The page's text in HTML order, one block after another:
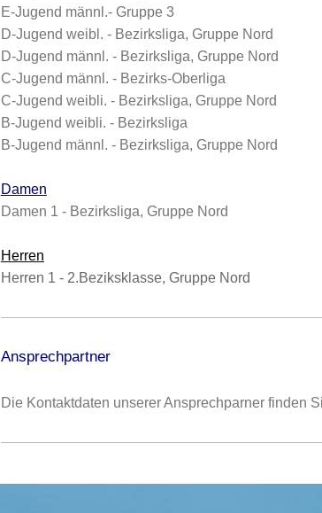
E-Jugend männl.- Gruppe 3
D-Jugend weibl. - Bezirksliga, Gruppe Nord
D-Jugend männl. - Bezirksliga, Gruppe Nord
C-Jugend männl. - Bezirks-Oberliga
C-Jugend weibli. - Bezirksliga, Gruppe Nord
B-Jugend weibli. - Bezirksliga
B-Jugend männl. - Bezirksliga, Gruppe Nord
Damen
Damen 1 - Bezirksliga, Gruppe Nord
Herren
Herren 1 - 2.Beziksklasse, Gruppe Nord
Ansprechpartner
Die Kontaktdaten unserer Ansprechparner finden